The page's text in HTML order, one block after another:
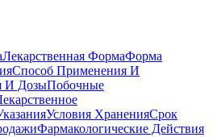
Лекарственная ФормаФорма
Способ Применения И
И ДозыПобочные
Условия ХраненияСрок
Фармакологические Действия